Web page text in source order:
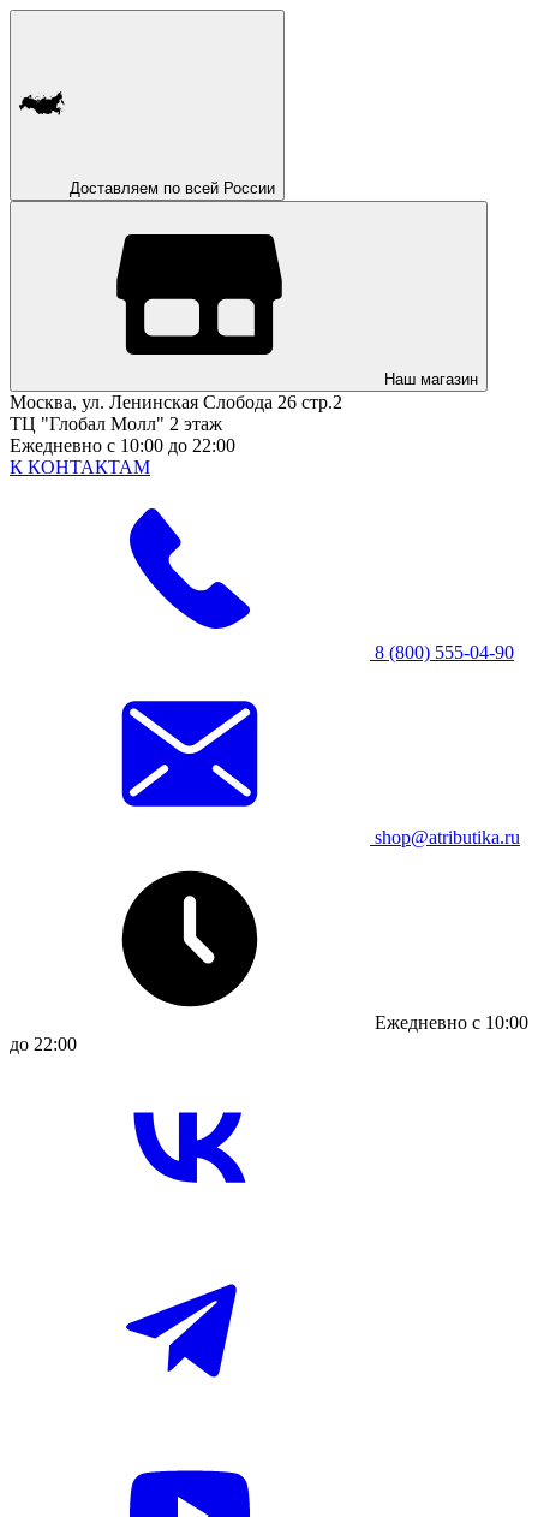
Доставляем по всей России
Наш магазин
Москва, ул. Ленинская Слобода 26 стр.2
ТЦ "Глобал Молл" 2 этаж
Ежедневно с 10:00 до 22:00
К КОНТАКТАМ
8 (800) 555-04-90
shop@atributika.ru
Ежедневно с 10:00
до 22:00